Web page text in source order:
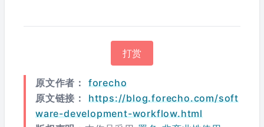
打赏
原文作者：
forecho
原文链接：
https://blog.forecho.com/soft
ware-development-workflow.html